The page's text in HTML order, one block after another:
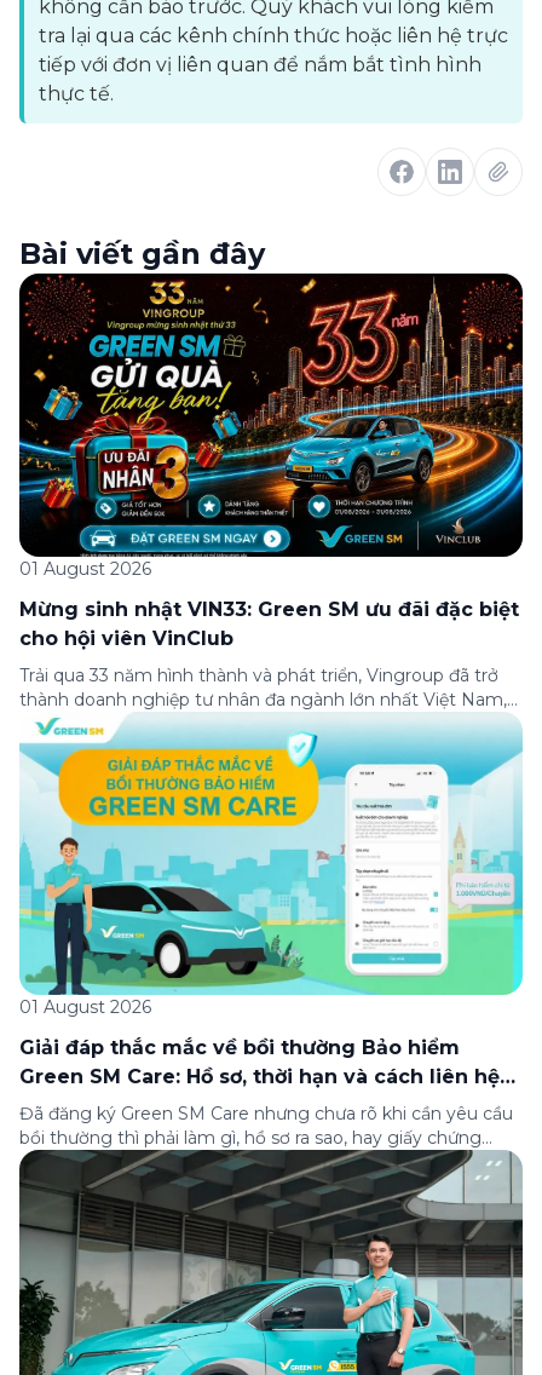
không cần báo trước. Quý khách vui lòng kiểm
tra lại qua các kênh chính thức hoặc liên hệ trực
tiếp với đơn vị liên quan để nắm bắt tình hình
thực tế.
Bài viết gần đây
01 August 2026
Mừng sinh nhật VIN33: Green SM ưu đãi đặc biệt
cho hội viên VinClub
Trải qua 33 năm hình thành và phát triển, Vingroup đã trở
thành doanh nghiệp tư nhân đa ngành lớn nhất Việt Nam,
lọt Top 30 doanh nghiệp lớn nhất Đông Nam Á theo bảng
xếp hạng của Tạp chí Fortune (Mỹ). Nhân kỷ niệm 33 năm
thành lập (8/8/1993 đến 8/8/2026), Green SM trân […]
01 August 2026
Giải đáp thắc mắc về bồi thường Bảo hiểm
Green SM Care: Hồ sơ, thời hạn và cách liên hệ
hỗ trợ
Đã đăng ký Green SM Care nhưng chưa rõ khi cần yêu cầu
bồi thường thì phải làm gì, hồ sơ ra sao, hay giấy chứng
nhận bảo hiểm tìm ở đâu? Bài viết này tổng hợp đầy đủ các
câu hỏi thường gặp nhất về quy trình bồi thường và hỗ trợ
của Green […]